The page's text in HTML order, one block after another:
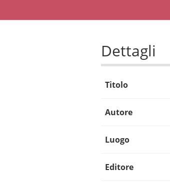
Dettagli
Titolo
Autore
Luogo
Editore